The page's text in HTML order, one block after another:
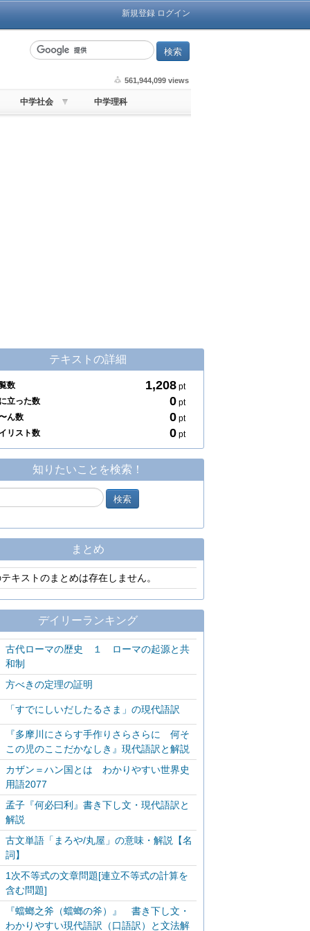
新規登録 ログイン
561,944,099 views
中学社会 中学理科
テキストの詳細
数 1,208 pt
立った数
0 pt
ん数
0 pt
リスト数
0 pt
知りたいことを検索！
まとめ
テキストのまとめは存在しません。
デイリーランキング
古代ローマの歴史 １ ローマの起源と共
和制
方べきの定理の証明
「すでにしいだしたるさま」の現代語訳
『多摩川にさらす手作りさらさらに 何そ
この児のここだかなしき』現代語訳と解説
カザン＝ハン国とは わかりやすい世界史
用語2077
孟子『何必曰利』書き下し文・現代語訳と
解説
古文単語「まろや/丸屋」の意味・解説【名
詞】
1次不等式の文章問題[連立不等式の計算を
含む問題]
『蟷螂之斧（蟷螂の斧）』 書き下し文・
わかりやすい現代語訳（口語訳）と文法解